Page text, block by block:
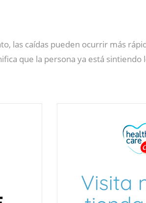
las caídas pueden ocurrir más
que la persona ya está sintiendo